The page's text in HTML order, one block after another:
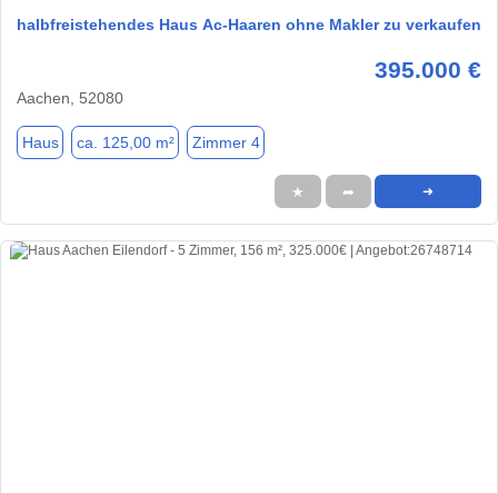
halbfreistehendes Haus Ac-Haaren ohne Makler zu verkaufen
395.000 €
Aachen, 52080
Haus ca. 125,00 m² Zimmer 4
★ ➦ ➜